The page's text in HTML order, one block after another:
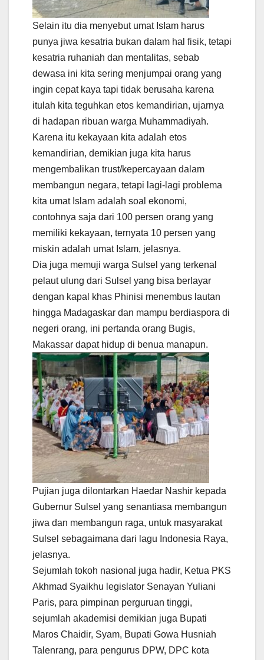
Selain itu dia menyebut umat IsIam harus
punya jiwa kesatria bukan dalam hal fisik, tetapi
kesatria ruhaniah dan mentalitas, sebab
dewasa ini kita sering menjumpai orang yang
ingin cepat kaya tapi tidak berusaha karena
itulah kita teguhkan etos kemandirian, ujarnya
di hadapan ribuan warga Muhammadiyah.
Karena itu kekayaan kita adalah etos
kemandirian, demikian juga kita harus
mengembalikan trust/kepercayaan dalam
membangun negara, tetapi lagi-lagi problema
kita umat Islam adalah soal ekonomi,
contohnya saja dari 100 persen orang yang
memiliki kekayaan, ternyata 10 persen yang
miskin adalah umat Islam, jelasnya.
Dia juga memuji warga Sulsel yang terkenal
pelaut ulung dari Sulsel yang bisa berlayar
dengan kapal khas Phinisi menembus lautan
hingga Madagaskar dan mampu berdiaspora di
negeri orang, ini pertanda orang Bugis,
Makassar dapat hidup di benua manapun.
Pujian juga dilontarkan Haedar Nashir kepada
Gubernur Sulsel yang senantiasa membangun
jiwa dan membangun raga, untuk masyarakat
Sulsel sebagaimana dari lagu Indonesia Raya,
jelasnya.
Sejumlah tokoh nasional juga hadir, Ketua PKS
Akhmad Syaikhu legislator Senayan Yuliani
Paris, para pimpinan perguruan tinggi,
sejumlah akademisi demikian juga Bupati
Maros Chaidir, Syam, Bupati Gowa Husniah
Talenrang, para pengurus DPW, DPC kota